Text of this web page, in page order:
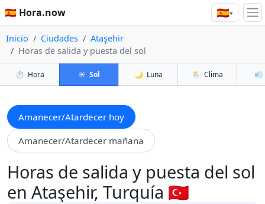
🇪🇸 Hora.now 🇪🇸▾
Inicio Ciudades
Ataşehir
Horas de salida y puesta del sol
⏱️ Hora ☀️ Sol 🌙 Luna 🌦️ Clima 💨
Amanecer/Atardecer hoy
Amanecer/Atardecer mañana
Horas de salida y puesta del sol
en Ataşehir, Turquía 🇹🇷